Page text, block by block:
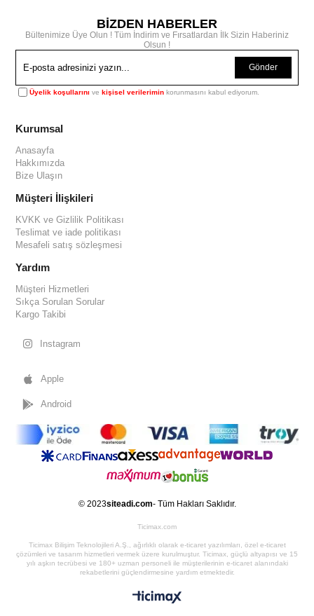
BİZDEN HABERLER
Bültenimize Üye Olun ! Tüm İndirim ve Fırsatlardan İlk Sizin Haberiniz
Olsun !
Gönder
Üyelik koşullarını vekişisel verilerimin korunmasını kabul ediyorum.
Kurumsal
Anasayfa
Hakkımızda
Bize Ulaşın
Müşteri İlişkileri
KVKK ve Gizlilik Politikası
Teslimat ve iade politikası
Mesafeli satış sözleşmesi
Yardım
Müşteri Hizmetleri
Sıkça Sorulan Sorular
Kargo Takibi
Instagram
Apple
Android
© 2023siteadi.com- Tüm Hakları Saklıdır.
Ticimax.com
Ticimax Bilişim Teknolojileri A.Ş., ağırlıklı olarak e-ticaret yazılımları, özel e-ticaret
çözümleri ve tasarım hizmetleri vermek üzere kurulmuştur. Ticimax, güçlü altyapısı ve 15
yılı aşkın tecrübesi ve 180+ uzman personeli ile müşterilerinin e-ticaret alanındaki
rekabetlerini güçlendirmesine yardım etmektedir.